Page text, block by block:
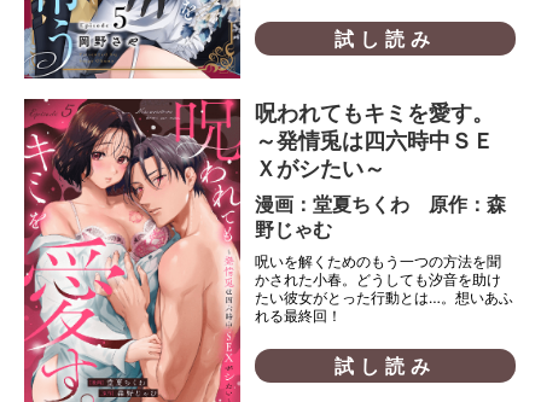
試し読み
呪われてもキミを愛す。
～発情兎は四六時中ＳＥ
Ｘがシたい～
漫画：堂夏ちくわ 原作：森
野じゃむ
呪いを解くためのもう一つの方法を聞
かされた小春。どうしても汐音を助け
たい彼女がとった行動とは…。想いあふ
れる最終回！
試し読み